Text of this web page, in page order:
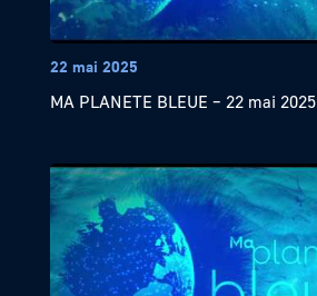
22 mai 2025
MA PLANETE BLEUE – 22 mai 2025